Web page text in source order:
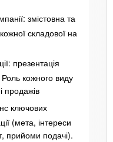
змістовна та
складової на
презентація
Роль кожного виду
продажів
ключових
(мета, інтереси
прийоми подачі).